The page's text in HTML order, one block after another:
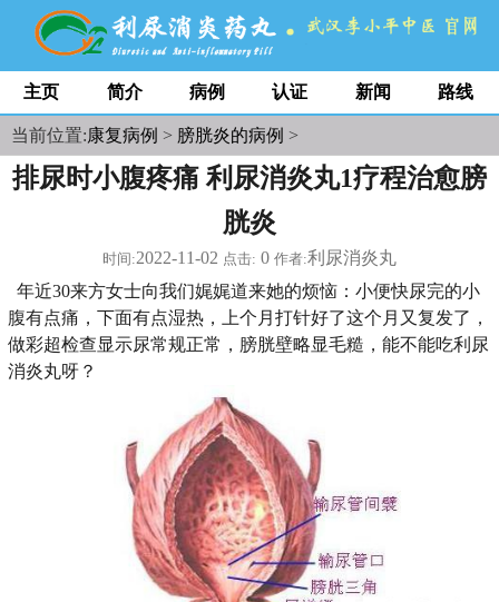
主页 简介 病例 认证 新闻 路线
当前位置:康复病例 > 膀胱炎的病例 >
排尿时小腹疼痛 利尿消炎丸1疗程治愈膀
胱炎
时间:2022-11-02 点击: 0 作者:利尿消炎丸
年近30来方女士向我们娓娓道来她的烦恼：小便快尿完的小
腹有点痛，下面有点湿热，上个月打针好了这个月又复发了，
做彩超检查显示尿常规正常，膀胱壁略显毛糙，能不能吃利尿
消炎丸呀？